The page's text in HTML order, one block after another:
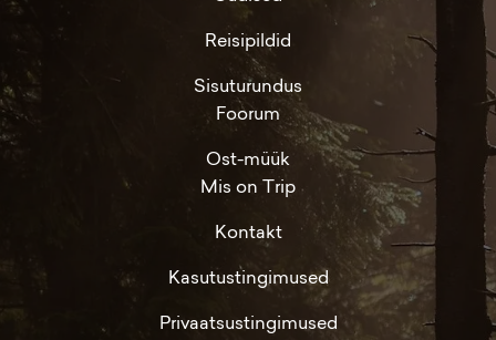
Reisipildid
Sisuturundus
Foorum
Ost-müük
Mis on Trip
Kontakt
Kasutustingimused
Privaatsustingimused